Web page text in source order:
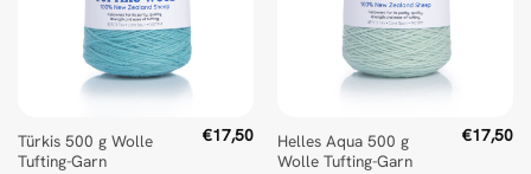
Türkis 500 g Wolle
Tufting-Garn
€17,50
Helles Aqua 500 g
Wolle Tufting-Garn
€17,50